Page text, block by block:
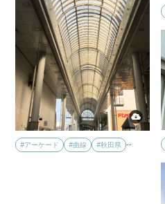
#アーケード #曲線 #秋田県 …